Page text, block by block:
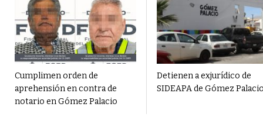
Cumplimen orden de
aprehensión en contra de
notario en Gómez Palacio
Detienen a exjurídico de
SIDEAPA de Gómez